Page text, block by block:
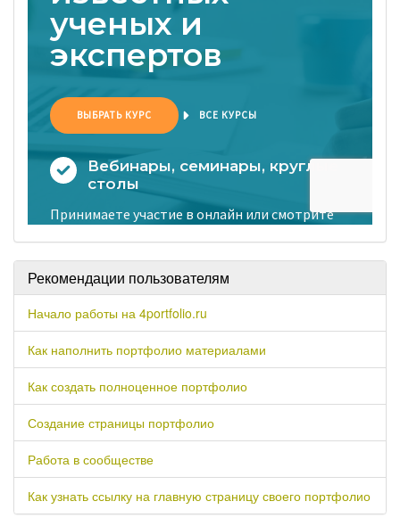
Рекомендации пользователям
Начало работы на 4portfolio.ru
Как наполнить портфолио материалами
Как создать полноценное портфолио
Создание страницы портфолио
Работа в сообществе
Как узнать ссылку на главную страницу своего портфолио